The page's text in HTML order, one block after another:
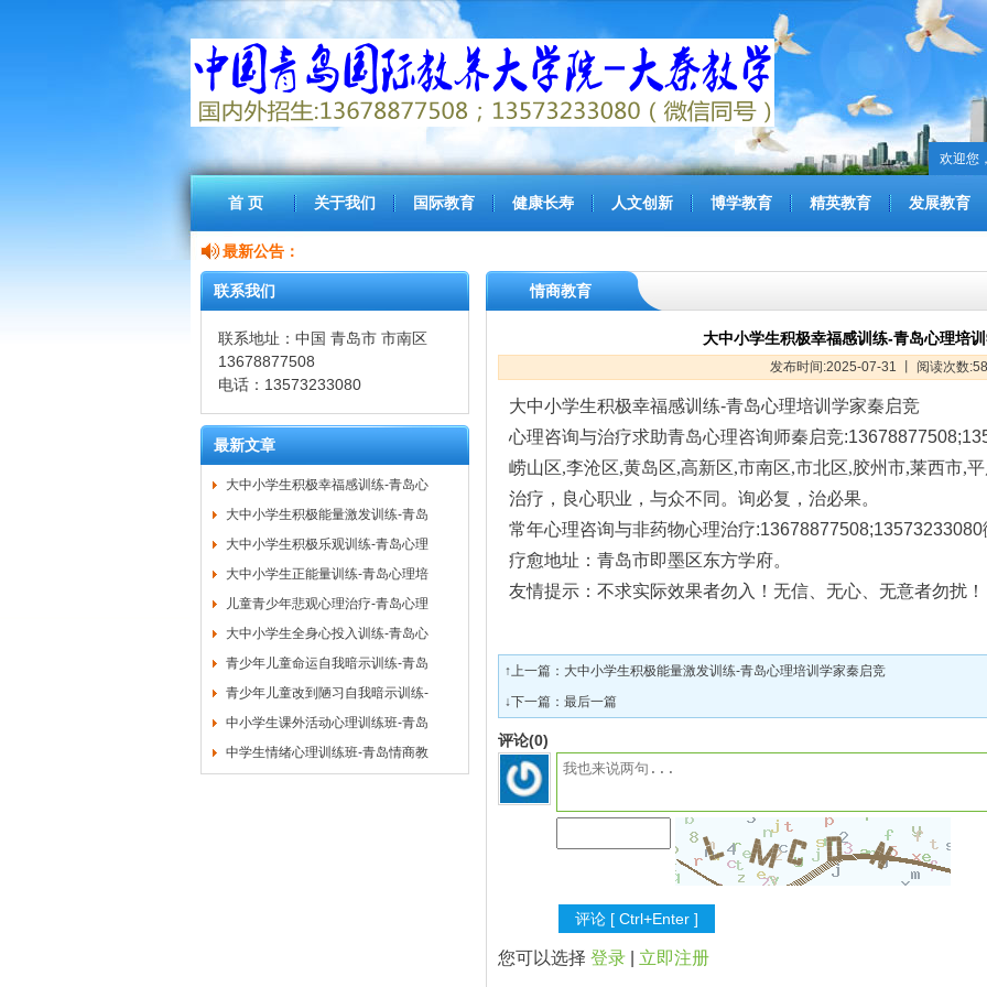
欢迎您
首 页 关于我们 国际教育 健康长寿 人文创新 博学教育 精英教育 发展教育
最新公告：
联系我们
联系地址：中国 青岛市 市南区
13678877508
电话：13573233080
最新文章
大中小学生积极幸福感训练-青岛心
大中小学生积极能量激发训练-青岛
大中小学生积极乐观训练-青岛心理
大中小学生正能量训练-青岛心理培
儿童青少年悲观心理治疗-青岛心理
大中小学生全身心投入训练-青岛心
青少年儿童命运自我暗示训练-青岛
青少年儿童改到陋习自我暗示训练-
中小学生课外活动心理训练班-青岛
中学生情绪心理训练班-青岛情商教
情商教育
大中小学生积极幸福感训练-青岛心理培
发布时间:2025-07-31 丨 阅读次数
大中小学生积极幸福感训练-青岛心理培训学家秦启竞
心理咨询与治疗求助青岛心理咨询师秦启竞
崂山区,李沧区,黄岛区,高新区,市南区,市北区,胶州市,莱西市,
治疗，良心职业，与众不同。询必复，治必果。
常年心理咨询与非药物心理治疗:13678877508;13573233080
疗愈地址：青岛市即墨区东方学府。
友情提示：不求实际效果者勿入！无信、无心、无意者勿扰！
↑上一篇： 大中小学生积极能量激发训练-青岛心理培训学家秦启竞
↓下一篇：最后一篇
评论(0)
您可以选择 登录 立即注册